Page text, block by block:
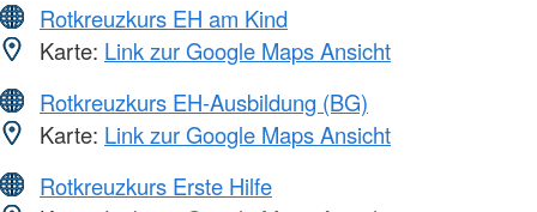
Rotkreuzkurs EH am Kind
Karte: Link zur Google Maps Ansicht
Rotkreuzkurs EH-Ausbildung (BG)
Karte: Link zur Google Maps Ansicht
Rotkreuzkurs Erste Hilfe